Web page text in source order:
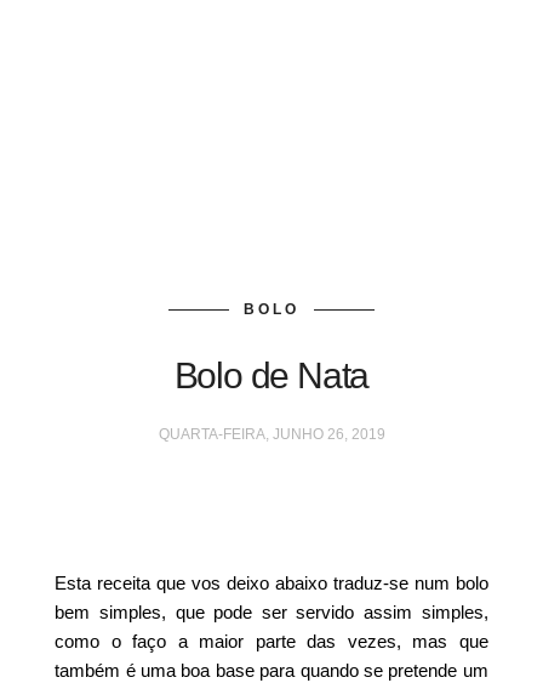
BOLO
Bolo de Nata
QUARTA-FEIRA, JUNHO 26, 2019
Esta receita que vos deixo abaixo traduz-se num bolo
bem simples, que pode ser servido assim simples,
como o faço a maior parte das vezes, mas que
também é uma boa base para quando se pretende um